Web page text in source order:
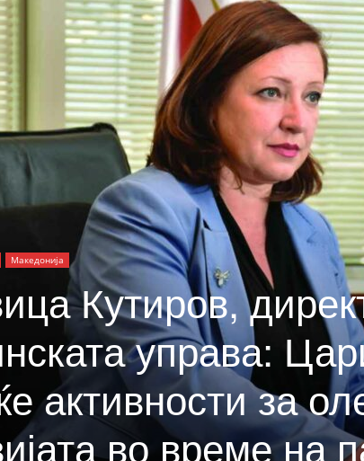
Македонија
Кутиров,
управа:
активности за
во време на